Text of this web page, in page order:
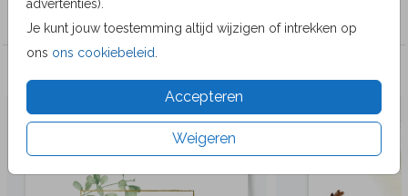
advertenties).
Je kunt jouw toestemming altijd wijzigen of intrekken op
ons ons cookiebeleid
Accepteren
Weigeren
Veel gekozen producten